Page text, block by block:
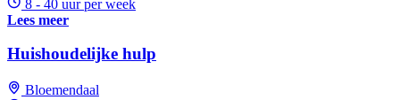
8 - 40 uur per week
Lees meer
Huishoudelijke hulp
Bloemendaal